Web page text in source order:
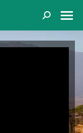
Cerca